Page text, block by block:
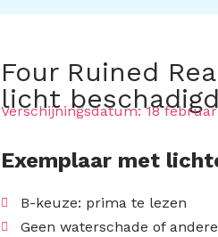
Four Ruined
licht
Verschijningsdatum:18
Exemplaar met
B-keuze: prima te lezen
Geen waterschade of